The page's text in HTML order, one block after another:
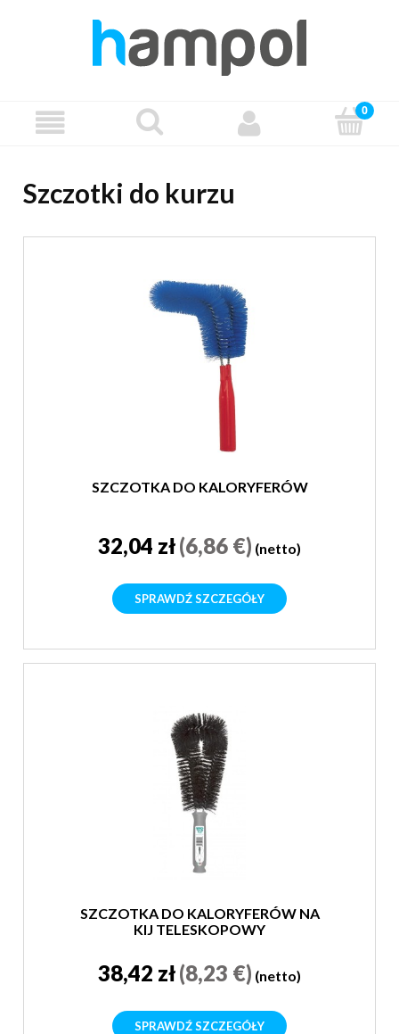
Szczotki do kurzu
SZCZOTKA DO KALORYFERÓW
32,04 zł(6,86 €) (netto)
SPRAWDŹ SZCZEGÓŁY
SZCZOTKA DO KALORYFERÓW NA
KIJ TELESKOPOWY
38,42 zł(8,23 €) (netto)
SPRAWDŹ SZCZEGÓŁY